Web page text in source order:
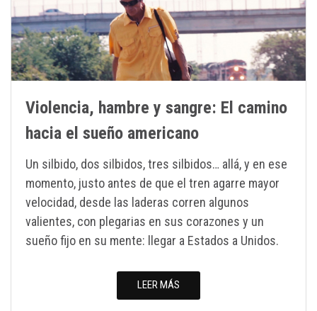
Violencia, hambre y sangre: El camino
hacia el sueño americano
Un silbido, dos silbidos, tres silbidos… allá, y en ese
momento, justo antes de que el tren agarre mayor
velocidad, desde las laderas corren algunos
valientes, con plegarias en sus corazones y un
sueño fijo en su mente: llegar a Estados a Unidos.
LEER MÁS